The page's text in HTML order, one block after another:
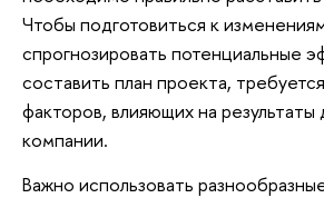
Чтобы подготовиться к
спрогнозировать потенциальные
составить план проекта,
факторов, влияющих на результаты
компании.
Важно использовать